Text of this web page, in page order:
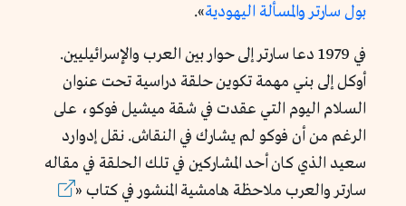
بول سارتر والمسألة اليهودية».
في 1979 دعا سارتر إلى حوار بين العرب والإسرائيليين.
أوكل إلى بني مهمة تكوين حلقة دراسية تحت عنوان
السلام اليوم التي عقدت في شقة ميشيل فوكو، على
الرغم من أن فوكو لم يشارك في النقاش. نقل إدوارد
سعيد الذي كان أحد المشاركين في تلك الحلقة في مقاله
سارتر والعرب ملاحظة هامشية المنشور في كتاب «